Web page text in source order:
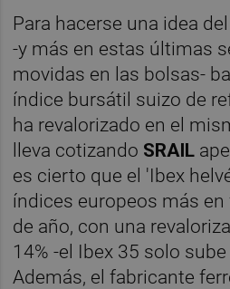
Para hacerse una idea
-y más en estas últimas
movidas en las bolsas-
índice bursátil suizo de
ha revalorizado en el
lleva cotizando SRAIL
es cierto que el 'Ibex
índices europeos más
de año, con una
14% -el Ibex 35 solo sube
Además, el fabricante